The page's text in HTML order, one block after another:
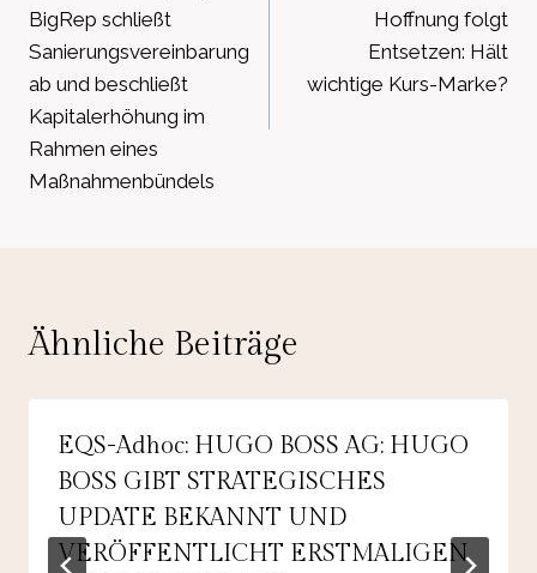
BigRep schließt
Sanierungsvereinbarung
ab und beschließt
Kapitalerhöhung im
Rahmen eines
Maßnahmenbündels
Hoffnung folgt
Entsetzen: Hält
wichtige Kurs-Marke?
Ähnliche Beiträge
EQS-Adhoc: HUGO BOSS AG: HUGO
BOSS GIBT STRATEGISCHES
UPDATE BEKANNT UND
VERÖFFENTLICHT ERSTMALIGEN